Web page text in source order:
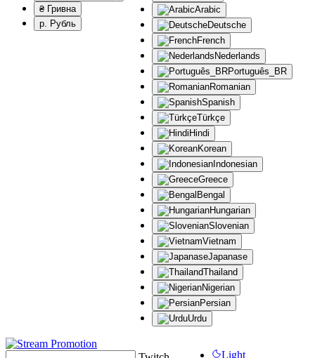
₴ Гривна
р. Рубль
Arabic
Deutsche
French
Nederlands
Português_BR
Romanian
Spanish
Türkçe
Hindi
Korean
Indonesian
Greece
Bengal
Hungarian
Slovenian
Vietnam
Japanase
Thailand
Nigerian
Persian
Urdu
Light